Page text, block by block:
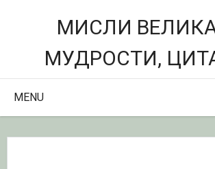
МИСЛИ
МУДРОСТИ,
MENU